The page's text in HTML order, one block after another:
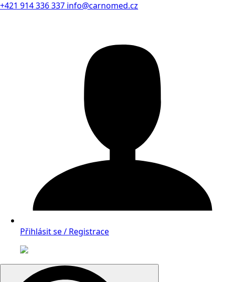
+421 914 336 337 info@carnomed.cz
Přihlásit se / Registrace
Search